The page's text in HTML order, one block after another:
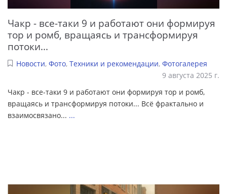
Чакр - все-таки 9 и работают они формируя
тор и ромб, вращаясь и трансформируя
потоки...
Новости, Фото, Техники и рекомендации, Фотогалерея
9 августа 2025 г.
Чакр - все-таки 9 и работают они формируя тор и ромб,
вращаясь и трансформируя потоки... Всё фрактально и
взаимосвязано... ...